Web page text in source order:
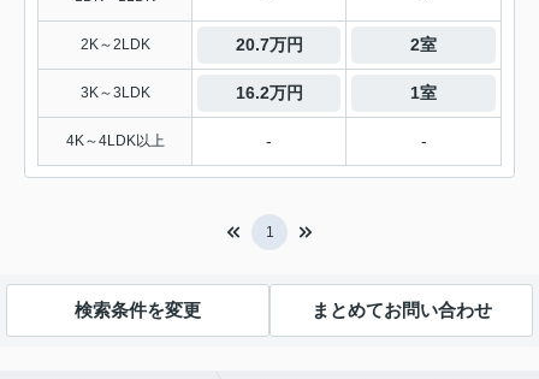
2K～2LDK 20.7万円 2室
3K～3LDK 16.2万円 1室
4K～4LDK以上 - -
1
検索条件を変更 まとめてお問い合わせ